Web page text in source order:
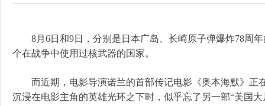
8月6日和9日，分别是日本广岛、长崎原子弹爆炸78周年
个在战争中使用过核武器的国家。
而近期，电影导演诺兰的首部传记电影《奥本海默》正
沉浸在电影主角的英雄光环之下时，似乎忘了另一部“美国